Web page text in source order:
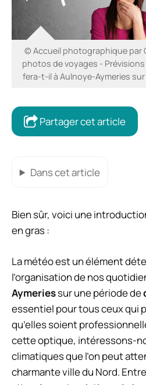
© Accueil photographique par
photos de voyages -
fera-t-il à Aulnoye-Aymeries
Partager cet article
Dans cet article
Bien sûr, voici une
en gras :
La météo est un élément
l’organisation de nos
Aymeriessur une période de
essentiel pour tous ceux qui
qu’elles soient
cette optique, intéressons-
climatiques que l’on peut
charmante ville du Nord. Entre